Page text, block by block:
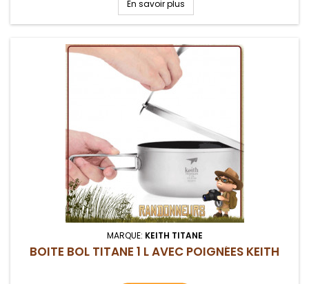
En savoir plus
MARQUE: KEITH TITANE
BOITE BOL TITANE 1 L AVEC POIGNÉES KEITH